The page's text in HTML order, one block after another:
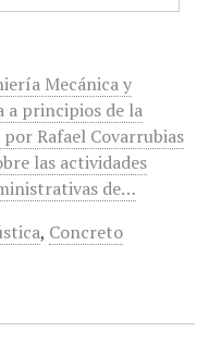
Mecánica y
a principios de la
Rafael Covarrubias
las actividades
de…
, Concreto